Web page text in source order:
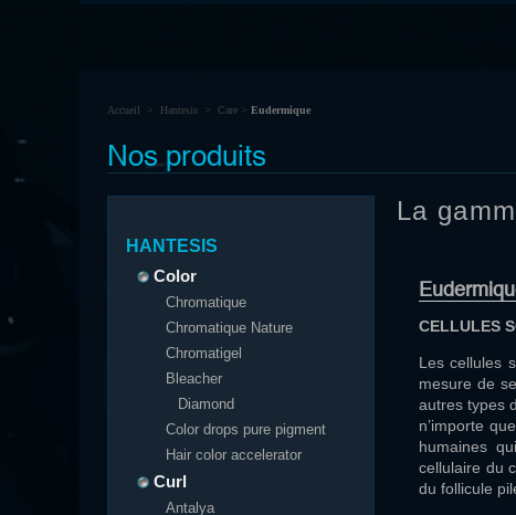
Accueil > Hantesis > Care > Eudermique
Nos produits
HANTESIS
Color
Chromatique
Chromatique Nature
Chromatigel
Bleacher
Diamond
Color drops pure pigment
Hair color accelerator
Curl
Antalya
La
CELLULES
Les cellules
mesure de
autres types
n’importe
humaines
cellulaire du
du follicule